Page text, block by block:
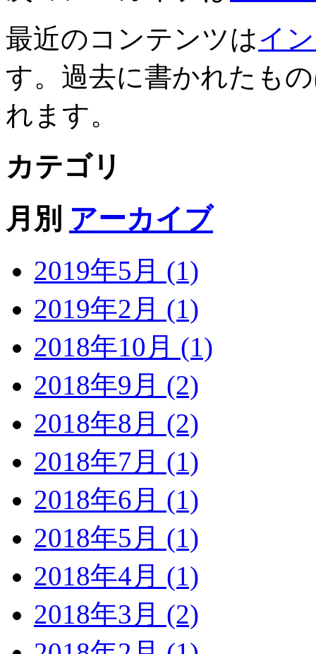
最近のコンテンツはイ
す。過去に書かれたも
れます。
カテゴリ
月別 アーカイブ
2019年5月 (1)
2019年2月 (1)
2018年10月 (1)
2018年9月 (2)
2018年8月 (2)
2018年7月 (1)
2018年6月 (1)
2018年5月 (1)
2018年4月 (1)
2018年3月 (2)